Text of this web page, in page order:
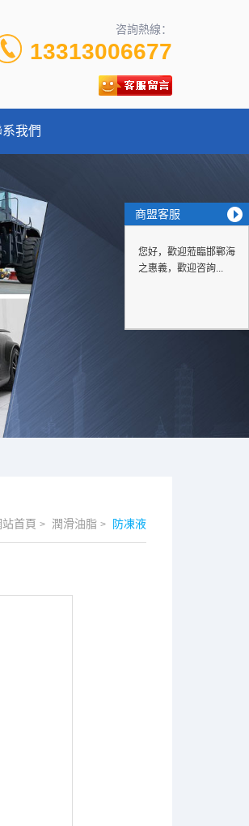
咨詢熱線：
13313006677
我們
站首頁 > 潤滑油脂 > 防凍液
商盟客服
您好，歡迎蒞臨邯鄲海
之惠義，歡迎咨詢...